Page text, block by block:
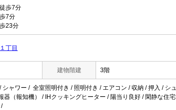
歩7分
7分
23分
丁目
建物階建 3階
シャワー / 全室照明付き / 照明付き / エアコン / 収納 / 押入 / シ
器（報知機） / IHクッキングヒーター / 陽当り良好 / 閑静な住
/